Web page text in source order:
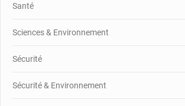
Santé
Sciences & Environnement
Sécurité
Sécurité & Environnement